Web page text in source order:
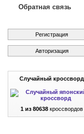
Обратная связь
Регистрация
Авторизация
Случайный кроссворд
1 из 80638 кроссвордов